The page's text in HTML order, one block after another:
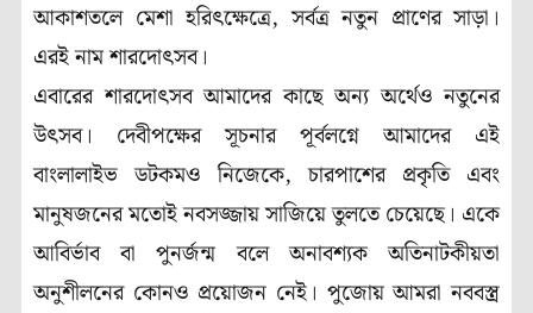
আকাশতলে মেশা হরিৎক্ষেত্রে, সর্বত্র নতুন প্রাণের সাড়া।
এরই নাম শারদোৎসব।
এবারের শারদোৎসব আমাদের কাছে অন্য অর্থেও নতুনের
উৎসব। দেবীপক্ষের সূচনার পূর্বলগ্নে আমাদের এই
বাংলালাইভ ডটকমও নিজেকে, চারপাশের প্রকৃতি এবং
মানুষজনের মতোই নবসজ্জায় সাজিয়ে তুলতে চেয়েছে। একে
আবির্ভাব বা পুনর্জন্ম বলে অনাবশ্যক অতিনাটকীয়তা
অনুশীলনের কোনও প্রয়োজন নেই। পুজোয় আমরা নববস্ত্র